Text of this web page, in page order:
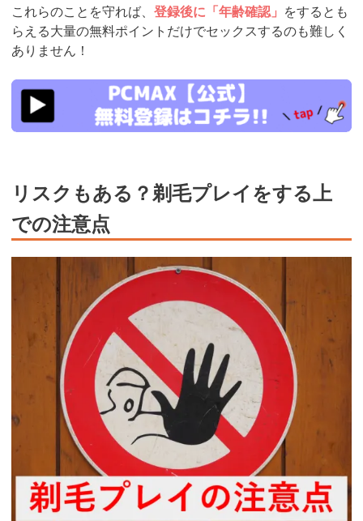
これらのことを守れば、 登録後に「年齢確認」 をするとも
らえる大量の無料ポイントだけでセックスするのも難しく
ありません！
https://pcmax.jp/lp/?
ad_id=rm327007
リスクもある？剃毛プレイをする上
での注意点